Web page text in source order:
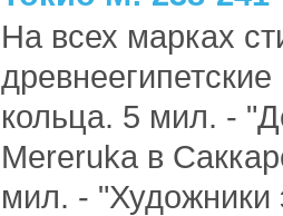
На всех марках
кольца. 5 мил. -
Mereruka в
мил. -